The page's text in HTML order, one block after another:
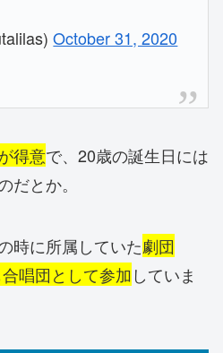
October 31, 2020
得意で、20歳の誕生日には
だとか。
時に所属していた劇団
唱団として参加 していま